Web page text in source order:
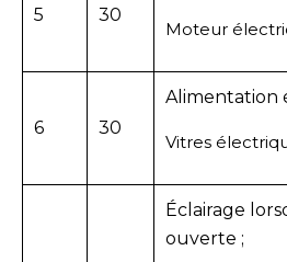
5 30
Moteur
6 30
Alimentation
Vitres
Éclairage
ouverte ;